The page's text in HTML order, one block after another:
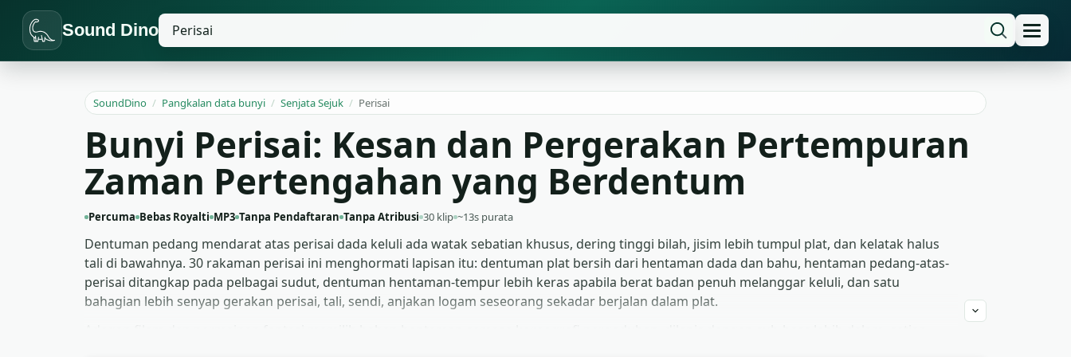
Sound Dino
SoundDino / Pangkalan data bunyi / Senjata Sejuk / Perisai
Bunyi Perisai: Kesan dan Pergerakan Pertempuran
Zaman Pertengahan yang Berdentum
Percuma Bebas Royalti MP3 Tanpa Pendaftaran Tanpa Atribusi 30 klip ~13s purata
Dentuman pedang mendarat atas perisai dada keluli ada watak sebatian khusus, dering tinggi bilah, jisim lebih tumpul plat, dan kelatak halus
tali di bawahnya. 30 rakaman perisai ini menghormati lapisan itu: dentuman plat bersih dari hentaman dada dan bahu, hentaman pedang-atas-
perisai ditangkap pada pelbagai sudut, dentuman hentaman-tempur lebih keras apabila berat badan penuh melanggar keluli, dan satu
bahagian lebih senyap gerakan perisai, tali, sendi, anjakan logam seseorang sekadar berjalan dalam plat.